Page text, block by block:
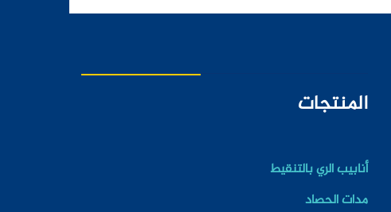
المنتجات
أنابيب الري بالتنقيط
مدات الحصاد